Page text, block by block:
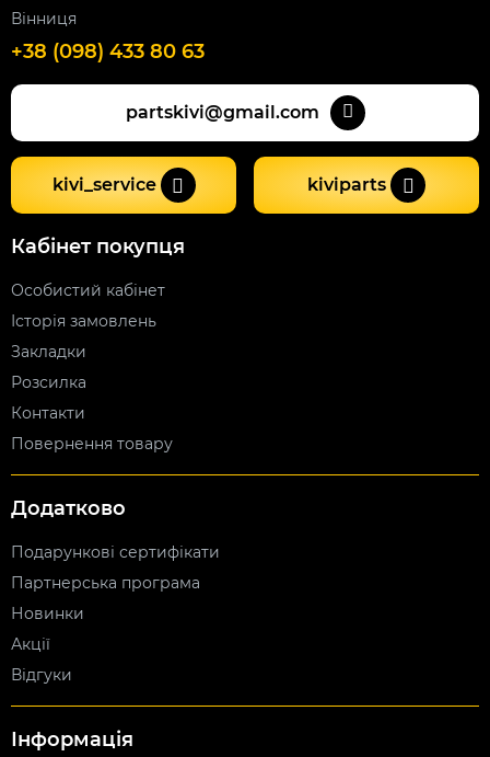
Вінниця
+38 (098) 433 80 63
partskivi@gmail.com
kivi_service kiviparts
Кабінет покупця
Особистий кабінет
Історія замовлень
Закладки
Розсилка
Контакти
Повернення товару
Додатково
Подарункові сертифікати
Партнерська програма
Новинки
Акції
Відгуки
Інформація